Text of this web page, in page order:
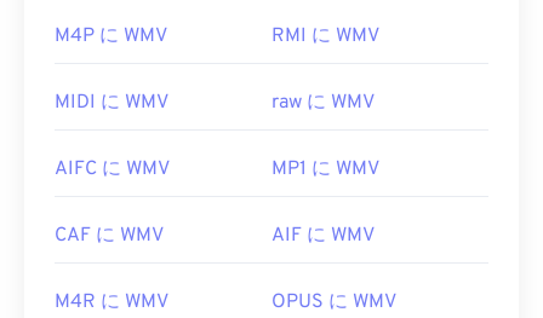
MIDI を開くことができる他のプログラムには、
Karaoke Player
Karaoke Player、Musicnotes
開発者: MIDI Manufacturers Association
役立つリンク:
https://en.wikipedia.org/wiki/MIDI
ほとんどのメディアプレーヤーはWMV（および
WMVファイルを開くのに最適なプレーヤーは
Microsoft Windows Media Player
多くの動画はWMVファイルです。VLC
ットフォームでマルチメディアファイルを再生でき
WMVは他の動画ファイル形式への変換も簡単で
M4P に WMV RMI に WMV
MIDI に WMV raw に WMV
AIFC に WMV MP1 に WMV
CAF に WMV AIF に WMV
M4R に WMV OPUS に WMV